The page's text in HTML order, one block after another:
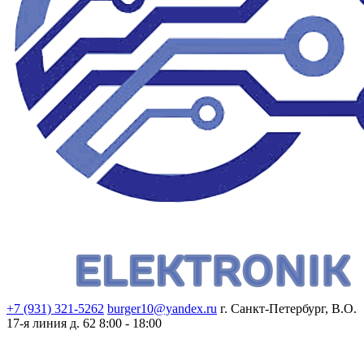
+7 (931) 321-5262 burger10@yandex.ru г. Санкт-Петербург, В.О.
17-я линия д. 62 8:00 - 18:00